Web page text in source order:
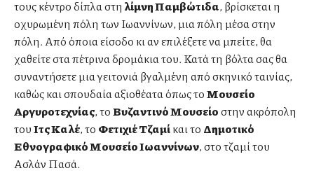
τους κέντρο δίπλα στη λίμνη Παμβώτιδα, βρίσκεται η
οχυρωμένη πόλη των Ιωαννίνων, μια πόλη μέσα στην
πόλη. Από όποια είσοδο κι αν επιλέξετε να μπείτε, θα
χαθείτε στα πέτρινα δρομάκια του. Κατά τη βόλτα σας θα
συναντήσετε μια γειτονιά βγαλμένη από σκηνικό ταινίας,
καθώς και σπουδαία αξιοθέατα όπως τοΜουσείο
Αργυροτεχνίας, τοΒυζαντινό Μουσείοστην ακρόπολη
τουΙτς Καλέ, το Φετιχιέ Τζαμίκαι το Δημοτικό
Εθνογραφικό Μουσείο Ιωαννίνων, στο τζαμί του
Ασλάν Πασά.